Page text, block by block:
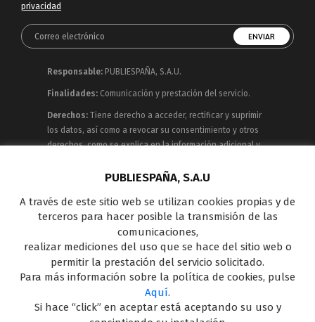
privacidad
Responsable: PUBLIESPAÑA, S.A.U.
Finalidades: Comunicación y prestación del servicio.
Derechos: Tiene derecho a acceder, rectificar y suprimir
los datos, así como a revocar su consentimiento y otros
derechos, como se explica en la información adicional y
Publiespaña es empresa de Mediaset España
concesionaria del espacio publicitario de sus siete
canales en abierto: Telecinco, Cuatro, Factoría de Ficción,
Boing, Divinity , Energy y Be Mad, así como de una amplia
oferta en el panorama de medios y con una gran
experiencia en la comercialización de diferentes
soportes en Internet y TV Outdoor Digital.
PUBLIESPAÑA, S.A.U
A través de este sitio web se utilizan cookies propias y de
terceros para hacer posible la transmisión de las
comunicaciones,
realizar mediciones del uso que se hace del sitio web o
permitir la prestación del servicio solicitado.
Para más información sobre la política de cookies, pulse
Aquí.
Si hace “click” en aceptar está aceptando su uso y